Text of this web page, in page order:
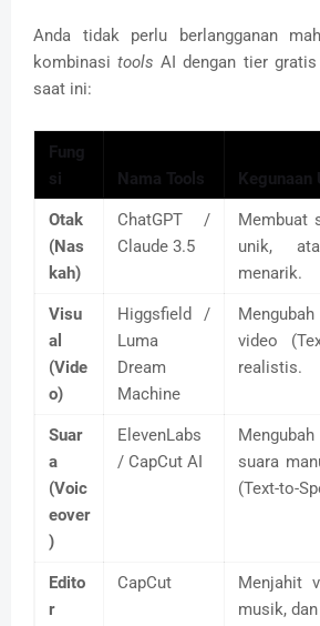
Anda tidak perlu berlangganan
kombinasitools AI dengan tier
saat ini:
Fung
si
Nama Tools Kegunaan
Otak
(Nas
kah)
ChatGPT /
Claude 3.5
Membuat
unik,
menarik.
Visu
al
(Vide
o)
Higgsfield /
Luma
Dream
Machine
video
realistis.
Suar
a
(Voic
eover
)
ElevenLabs
/ CapCut AI
suara
(Text-to-
Edito
r
CapCut
Menjahit
musik, dan